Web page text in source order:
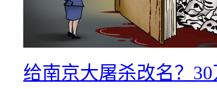
给南京大屠杀改名？